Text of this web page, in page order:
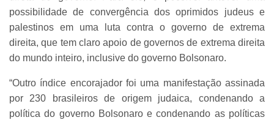
possibilidade de convergência dos oprimidos judeus e
palestinos em uma luta contra o governo de extrema
direita, que tem claro apoio de governos de extrema direita
do mundo inteiro, inclusive do governo Bolsonaro.
“Outro índice encorajador foi uma manifestação assinada
por 230 brasileiros de origem judaica, condenando a
política do governo Bolsonaro e condenando as políticas